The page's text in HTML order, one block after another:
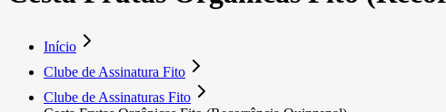
Início
Clube de Assinatura Fito
Clube de Assinaturas Fito